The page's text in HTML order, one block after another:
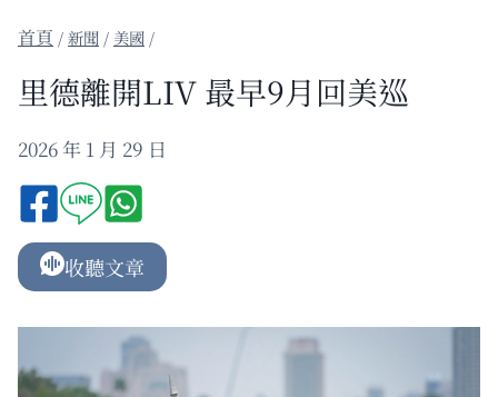
/新聞 / 美國 /
里德離開LIV 最早9月回美巡
2026 年 1 月 29 日
收聽文章